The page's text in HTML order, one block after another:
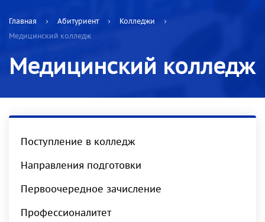
Главная Абитуриент
Колледжи
Медицинский колледж
Медицинский колледж
Поступление в колледж
Направления подготовки
Первоочередное зачисление
Профессионалитет